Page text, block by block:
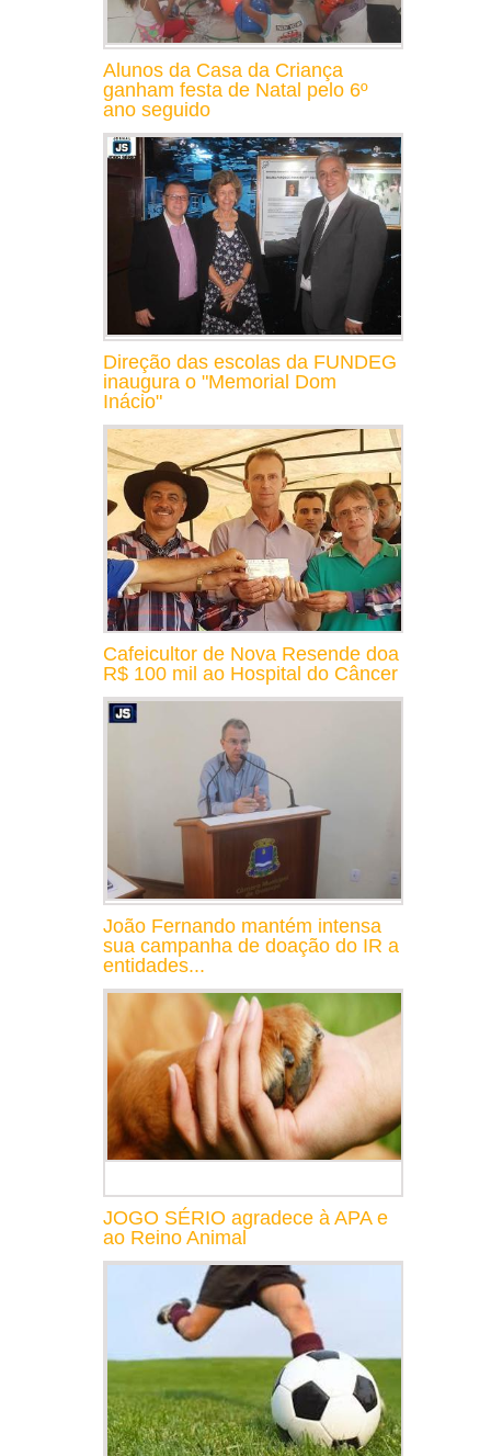
Alunos da Casa da Criança
ganham festa de Natal pelo 6º
ano seguido
Direção das escolas da FUNDEG
inaugura o "Memorial Dom
Inácio"
Cafeicultor de Nova Resende doa
R$ 100 mil ao Hospital do Câncer
João Fernando mantém intensa
sua campanha de doação do IR a
entidades...
JOGO SÉRIO agradece à APA e
ao Reino Animal